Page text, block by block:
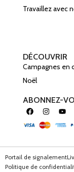
Travaillez avec
DÉCOUVRIR
Campagnes en
Noël
ABONNEZ-
Portail de signalement
Politique de